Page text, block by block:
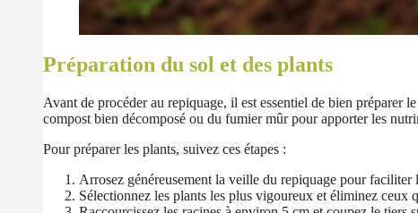
Préparation du sol et des plants
Avant de procéder au repiquage, il est essentiel de bien préparer
compost bien décomposé ou du fumier mûr pour apporter les
Pour préparer les plants, suivez ces étapes :
Arrosez généreusement la veille du repiquage pour faciliter
Sélectionnez les plants les plus vigoureux et éliminez ceux